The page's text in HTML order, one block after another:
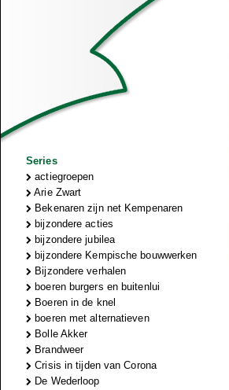
Series
actiegroepen
Arie Zwart
Bekenaren zijn net Kempenaren
bijzondere acties
bijzondere jubilea
bijzondere Kempische bouwwerken
Bijzondere verhalen
boeren burgers en buitenlui
Boeren in de knel
boeren met alternatieven
Bolle Akker
Brandweer
Crisis in tijden van Corona
De Wederloop